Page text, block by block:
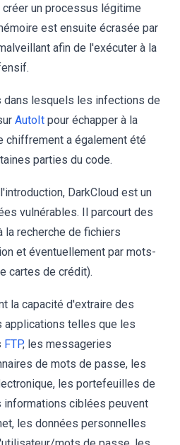
un processus légitime
est ensuite écrasée par
afin de l'exécuter à la
dans lesquels les infections de
AutoIt pour échapper à la
chiffrement a également été
parties du code.
DarkCloud est un
vulnérables. Il parcourt des
recherche de fichiers
et éventuellement par mots-
cartes de crédit).
la capacité d'extraire des
telles que les
FTP, les messageries
de mots de passe, les
les portefeuilles de
informations ciblées peuvent
les données personnelles